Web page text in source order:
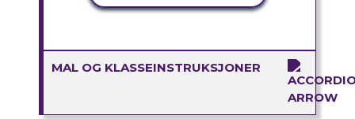
MAL OG KLASSEINSTRUKSJONER